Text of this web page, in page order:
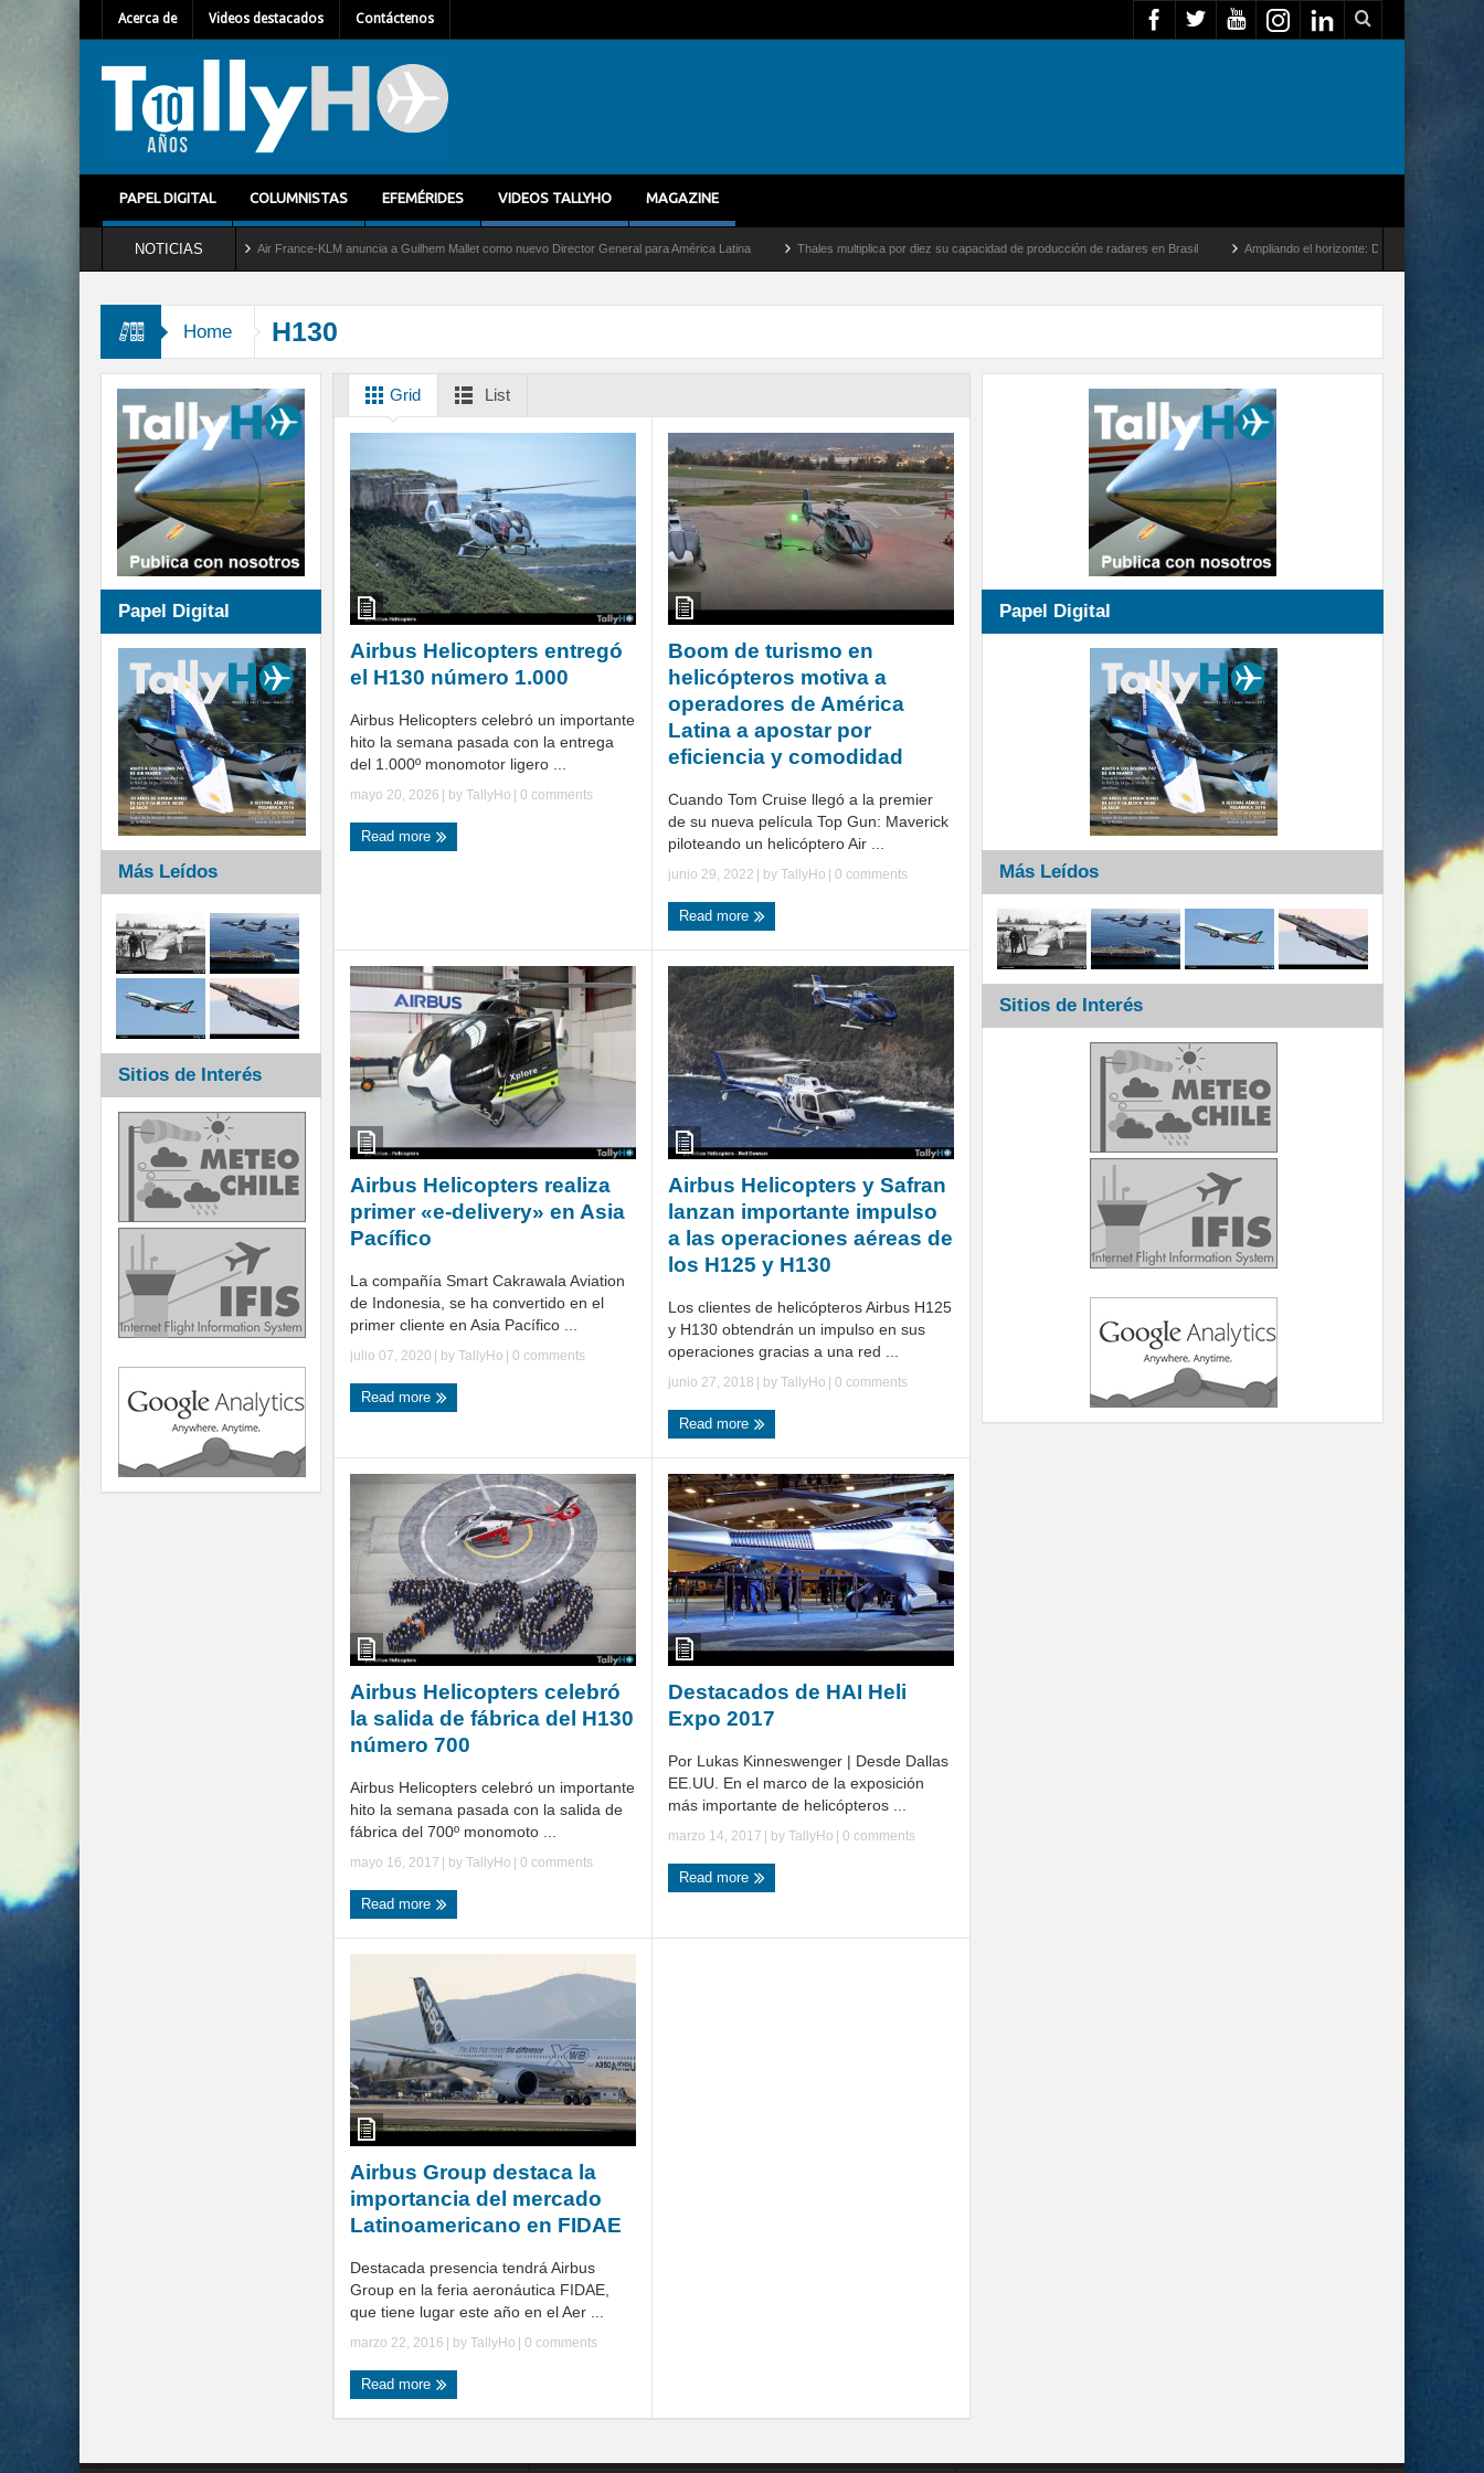
Acerca de Videos destacados Contáctenos
PAPEL DIGITAL COLUMNISTAS EFEMÉRIDES VIDEOS TALLYHO MAGAZINE
NOTICIASAir France-KLM anuncia a Guilhem Mallet como nuevo Director General para América Latina Thales multiplica por diez su capacidad de producción de radares en Brasil Ampliando el horizonte: Dentro del vuelo de desarrollo más
Home H130
Grid List
Airbus Helicopters entregó
el H130 número 1.000
Airbus Helicopters celebró un importante
hito la semana pasada con la entrega
del 1.000º monomotor ligero ...
mayo 20, 2026 | by TallyHo 0 comments
Read more
Boom de turismo en
helicópteros motiva a
operadores de América
Latina a apostar por
eficiencia y comodidad
Cuando Tom Cruise llegó a la premier
de su nueva película Top Gun: Maverick
piloteando un helicóptero Air ...
junio 29, 2022 | by TallyHo 0 comments
Read more
Airbus Helicopters realiza
primer «e-delivery» en Asia
Pacífico
La compañía Smart Cakrawala Aviation
de Indonesia, se ha convertido en el
primer cliente en Asia Pacífico ...
julio 07, 2020 | by TallyHo | 0 comments
Read more
Airbus Helicopters y Safran
lanzan importante impulso
a las operaciones aéreas de
los H125 y H130
Los clientes de helicópteros Airbus H125
y H130 obtendrán un impulso en sus
operaciones gracias a una red ...
junio 27, 2018 | by TallyHo | 0 comments
Read more
Airbus Helicopters celebró
la salida de fábrica del H130
número 700
Airbus Helicopters celebró un importante
hito la semana pasada con la salida de
fábrica del 700º monomoto ...
mayo 16, 2017 | by TallyHo 0 comments
Read more
Destacados de HAI Heli
Expo 2017
Por Lukas Kinneswenger | Desde Dallas
EE.UU. En el marco de la exposición
más importante de helicópteros ...
marzo 14, 2017 | by TallyHo 0 comments
Read more
Airbus Group destaca la
importancia del mercado
Latinoamericano en FIDAE
Destacada presencia tendrá Airbus
Group en la feria aeronáutica FIDAE,
que tiene lugar este año en el Aer ...
marzo 22, 2016 | by TallyHo 0 comments
Read more
Papel Digital
Más Leídos
Sitios de Interés
Papel Digital
Más Leídos
Sitios de Interés